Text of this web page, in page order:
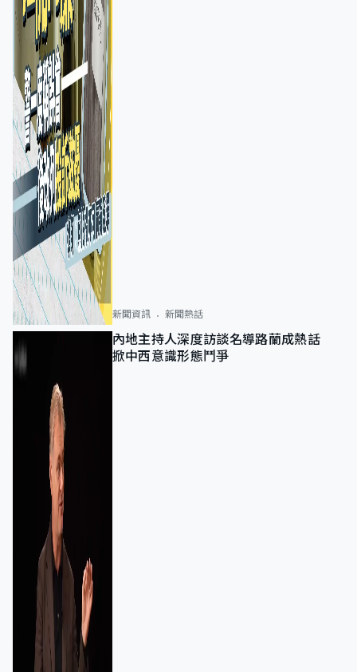
新聞資訊 新聞熱話
內地主持人深度訪談名導路蘭成熱話
掀中西意識形態鬥爭